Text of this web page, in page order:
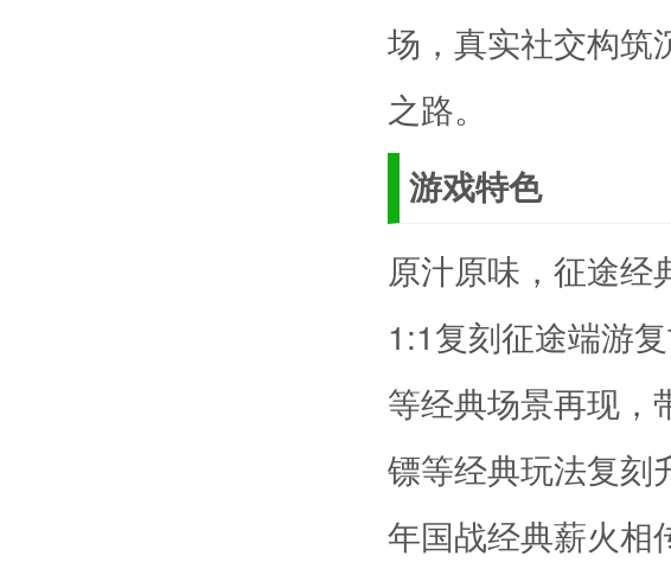
场，真实社交构筑
之路。
游戏特色
原汁原味，征途经
1:1复刻征途端游
等经典场景再现，
镖等经典玩法复刻
年国战经典薪火相